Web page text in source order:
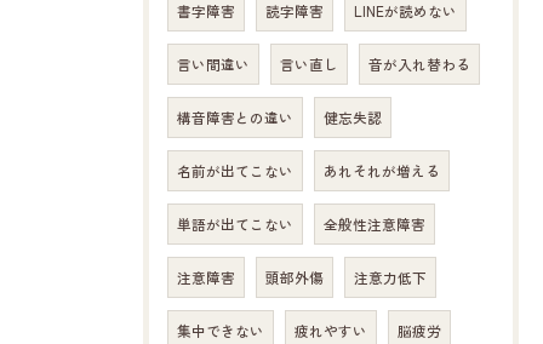
書字障害 読字障害 LINEが読めない
言い間違い 言い直し 音が入れ替わる
構音障害との違い 健忘失認
名前が出てこない あれそれが増える
単語が出てこない 全般性注意障害
注意障害 頭部外傷 注意力低下
集中できない 疲れやすい 脳疲労